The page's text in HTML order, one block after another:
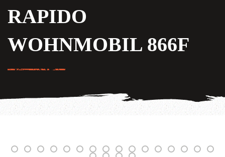
RAPIDO
WOHNMOBIL 866F